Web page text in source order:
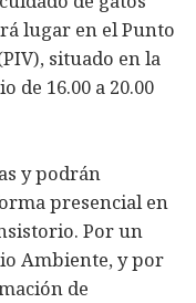
lugar en el Punto
situado en la
de 16.00 a 20.00
y podrán
presencial en
Por un
Ambiente, y por
de